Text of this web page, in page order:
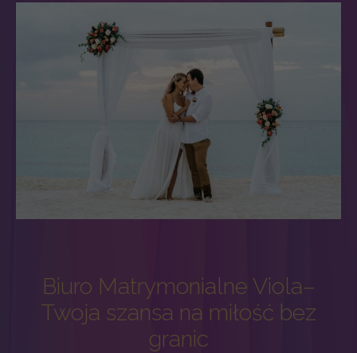
Biuro Matrymonialne Viola–
Twoja szansa na miłość bez
granic